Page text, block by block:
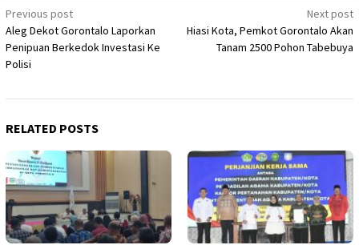
Post
navigation
Previous post
Aleg Dekot Gorontalo Laporkan
Penipuan Berkedok Investasi Ke
Polisi
Next post
Hiasi Kota, Pemkot Gorontalo Akan
Tanam 2500 Pohon Tabebuya
RELATED POSTS